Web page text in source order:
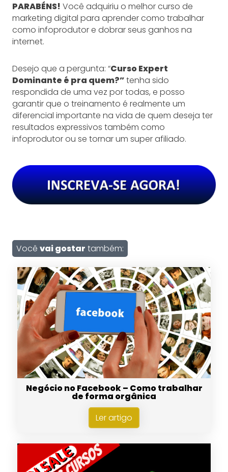
PARABÉNS! Você adquiriu o melhor curso de
marketing digital para aprender como trabalhar
como infoprodutor e dobrar seus ganhos na
internet.
Desejo que a pergunta: “Curso Expert
Dominante é pra quem?”tenha sido
respondida de uma vez por todas, e posso
garantir que o treinamento é realmente um
diferencial importante na vida de quem deseja ter
resultados expressivos também como
infoprodutor ou se tornar um super afiliado.
Você vai gostar também:
Negócio no Facebook – Como trabalhar
de forma orgânica
Ler artigo